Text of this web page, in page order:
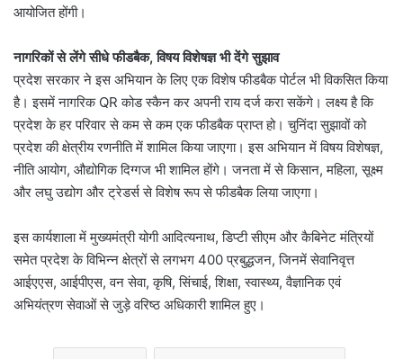
आयोजित होंगी।
नागरिकों से लेंगे सीधे फीडबैक, विषय विशेषज्ञ भी देंगे सुझाव
प्रदेश सरकार ने इस अभियान के लिए एक विशेष फीडबैक पोर्टल भी विकसित किया
है। इसमें नागरिक QR कोड स्कैन कर अपनी राय दर्ज करा सकेंगे। लक्ष्य है कि
प्रदेश के हर परिवार से कम से कम एक फीडबैक प्राप्त हो। चुनिंदा सुझावों को
प्रदेश की क्षेत्रीय रणनीति में शामिल किया जाएगा। इस अभियान में विषय विशेषज्ञ,
नीति आयोग, औद्योगिक दिग्गज भी शामिल होंगे। जनता में से किसान, महिला, सूक्ष्म
और लघु उद्योग और ट्रेडर्स से विशेष रूप से फीडबैक लिया जाएगा।
इस कार्यशाला में मुख्यमंत्री योगी आदित्यनाथ, डिप्टी सीएम और कैबिनेट मंत्रियों
समेत प्रदेश के विभिन्न क्षेत्रों से लगभग 400 प्रबुद्धजन, जिनमें सेवानिवृत्त
आईएएस, आईपीएस, वन सेवा, कृषि, सिंचाई, शिक्षा, स्वास्थ्य, वैज्ञानिक एवं
अभियंत्रण सेवाओं से जुड़े वरिष्ठ अधिकारी शामिल हुए।